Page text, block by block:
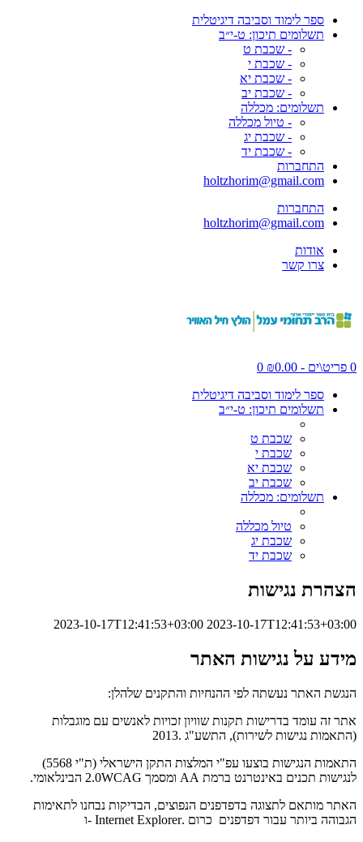
ספר לימוד וסביבה דיגיטלית
תשלומים תיכון: ט-י״ב
- שכבת ט
- שכבת י
- שכבת יא
- שכבת יב
תשלומים: מכללה
- טיול מכללה
- שכבת יג
- שכבת יד
התחברות
holtzhorim@gmail.com
התחברות
holtzhorim@gmail.com
אודות
צרו קשר
0 פריט\ים - ₪0.00
0
ספר לימוד וסביבה דיגיטלית
תשלומים תיכון: ט-י״ב
שכבת ט
שכבת י
שכבת יא
שכבת יב
תשלומים: מכללה
טיול מכללה
שכבת יג
שכבת יד
הצהרת נגישות
2023-10-17T12:41:53+03:00 2023-10-17T12:41:53+03:00
מידע על נגישות האתר
הנגשת האתר נעשתה לפי ההנחיות והתקנים שלהלן:
אתר זה עומד בדרישות תקנות שוויון זכויות לאנשים עם מוגבלות
(התאמות נגישות לשירות), התשע"ג .2013
התאמות הנגישות בוצעו עפ"י המלצות התקן הישראלי (ת"י 5568)
לנגישות תכנים באינטרנט ברמת AA ומסמך 2.0WCAG הבינלאומי.
האתר מותאם לתצוגה בדפדפנים הנפוצים, הבדיקות נבחנו לתאימות
הגבוהה ביותר עבור דפדפנים כרום .Internet Explorer -ו